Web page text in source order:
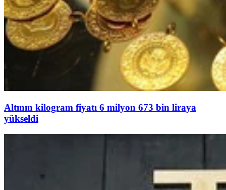
Altının kilogram fiyatı 6 milyon 673 bin liraya
yükseldi